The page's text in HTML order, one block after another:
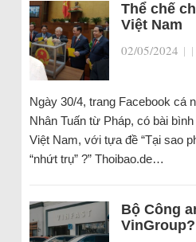
Thể chế
Việt Nam
02/05/2024 | |
Ngày 30/4, trang Facebook cá
Nhân Tuấn từ Pháp, có bài
Việt Nam, với tựa đề “Tại sao
“nhứt trụ” ?” Thoibao.de…
Bộ Công
VinGroup?